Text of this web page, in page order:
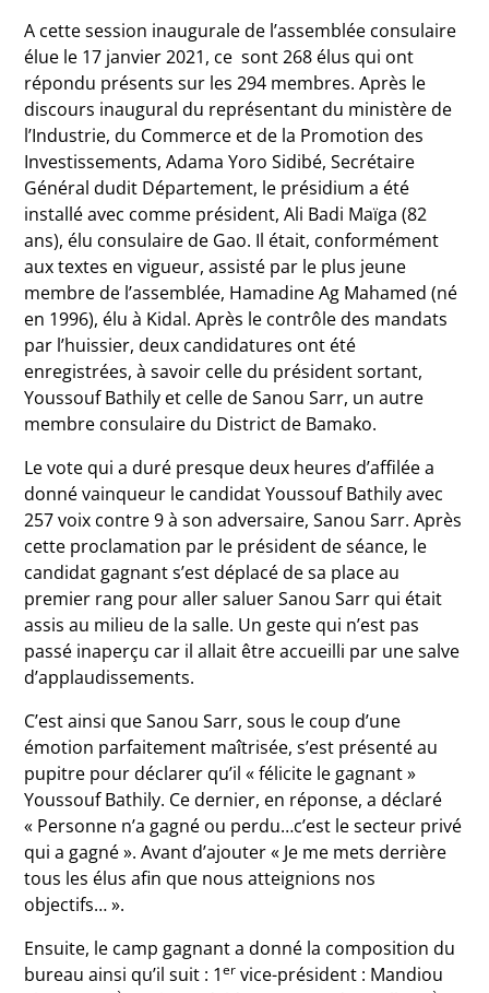
A cette session inaugurale de l’assemblée consulaire
élue le 17 janvier 2021, ce sont 268 élus qui ont
répondu présents sur les 294 membres. Après le
discours inaugural du représentant du ministère de
l’Industrie, du Commerce et de la Promotion des
Investissements, Adama Yoro Sidibé, Secrétaire
Général dudit Département, le présidium a été
installé avec comme président, Ali Badi Maïga (82
ans), élu consulaire de Gao. Il était, conformément
aux textes en vigueur, assisté par le plus jeune
membre de l’assemblée, Hamadine Ag Mahamed (né
en 1996), élu à Kidal. Après le contrôle des mandats
par l’huissier, deux candidatures ont été
enregistrées, à savoir celle du président sortant,
Youssouf Bathily et celle de Sanou Sarr, un autre
membre consulaire du District de Bamako.
Le vote qui a duré presque deux heures d’affilée a
donné vainqueur le candidat Youssouf Bathily avec
257 voix contre 9 à son adversaire, Sanou Sarr. Après
cette proclamation par le président de séance, le
candidat gagnant s’est déplacé de sa place au
premier rang pour aller saluer Sanou Sarr qui était
assis au milieu de la salle. Un geste qui n’est pas
passé inaperçu car il allait être accueilli par une salve
d’applaudissements.
C’est ainsi que Sanou Sarr, sous le coup d’une
émotion parfaitement maîtrisée, s’est présenté au
pupitre pour déclarer qu’il « félicite le gagnant »
Youssouf Bathily. Ce dernier, en réponse, a déclaré
« Personne n’a gagné ou perdu…c’est le secteur privé
qui a gagné ». Avant d’ajouter « Je me mets derrière
tous les élus afin que nous atteignions nos
objectifs… ».
Ensuite, le camp gagnant a donné la composition du
bureau ainsi qu’il suit : 1er vice-président : Mandiou